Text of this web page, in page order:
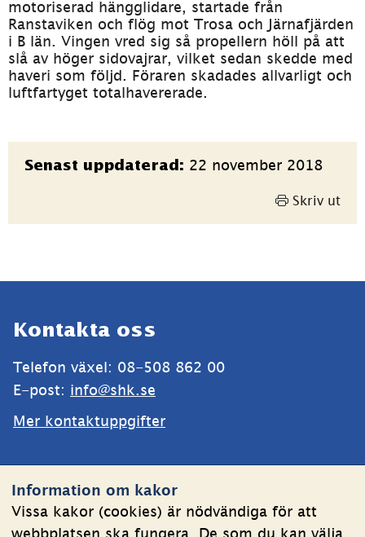
Information om kakor
Vissa kakor (cookies) är nödvändiga för att
webbplatsen ska fungera. De som du kan välja
motoriserad hängglidare, startade från
Ranstaviken och flög mot Trosa och Järnafjärden
i B län. Vingen vred sig så propellern höll på att
slå av höger sidovajrar, vilket sedan skedde med
haveri som följd. Föraren skadades allvarligt och
luftfartyget totalhavererade.
Sidinformation
Senast uppdaterad: 22 november 2018
Skriv ut
Kontakta oss
Telefon växel: 08-508 862 00
E-post: info@shk.se
Mer kontaktuppgifter
Om kakor